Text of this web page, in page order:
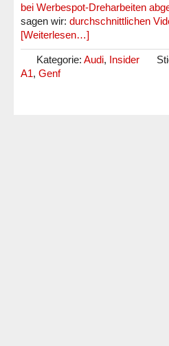
bei Werbespot-Dreharbeiten
sagen wir: durchschnittlichen
[Weiterlesen…]
Kategorie: Audi, Insider
A1, Genf